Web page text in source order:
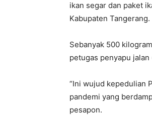
ikan segar dan paket
Kabupaten
Sebanyak 500
petugas penyapu
“Ini wujud kepedulian
pandemi yang
pesapon.